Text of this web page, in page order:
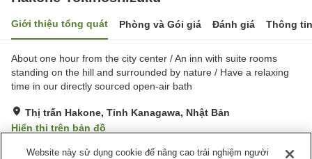
Giới thiệu tổng quát Phòng và Gói giá Đánh giá Thông
About one hour from the city center / An inn with suite rooms
standing on the hill and surrounded by nature / Have a relaxing
time in our directly sourced open-air bath
Thị trấn Hakone, Tỉnh Kanagawa, Nhật Bản
Hiển thị trên bản đồ
Rất tốt Đánh giá:23lượt
Website này sử dụng cookie để nâng cao trải nghiệm người